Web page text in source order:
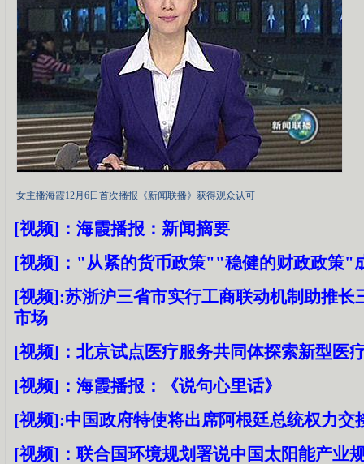
女主播海霞12月6日首次播报《新闻联播》获得观众认可
[视频]：海霞播报：新闻摘要
[视频]："从紧的货币政策""稳健的财政政策"
[视频]:苏浙沪三省市实行工商联动机制助推长
市场
[视频]：北京试点医疗服务共同体探索新型医
[视频]：海霞播报：《说句心里话》
[视频]:中国政府特使将出席阿根廷总统权力交
[视频]：联合国环境规划署说中国太阳能产业